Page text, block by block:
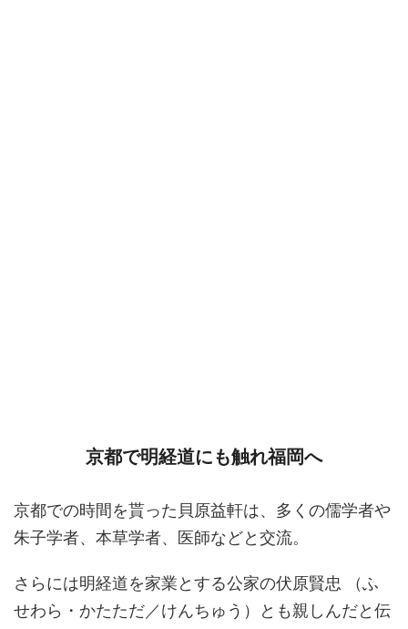
京都で明経道にも触れ福岡へ
京都での時間を貰った貝原益軒は、多くの儒学者や
朱子学者、本草学者、医師などと交流。
さらには明経道を家業とする公家の伏原賢忠 （ふ
せわら・かたただ／けんちゅう）とも親しんだと伝